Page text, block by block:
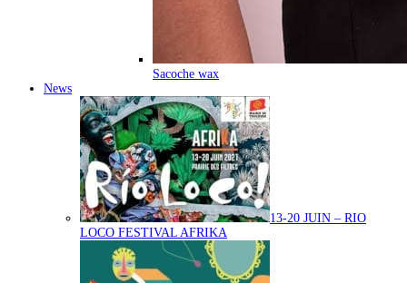
Sacoche wax
News
13-20 JUIN – RIO
LOCO FESTIVAL AFRIKA